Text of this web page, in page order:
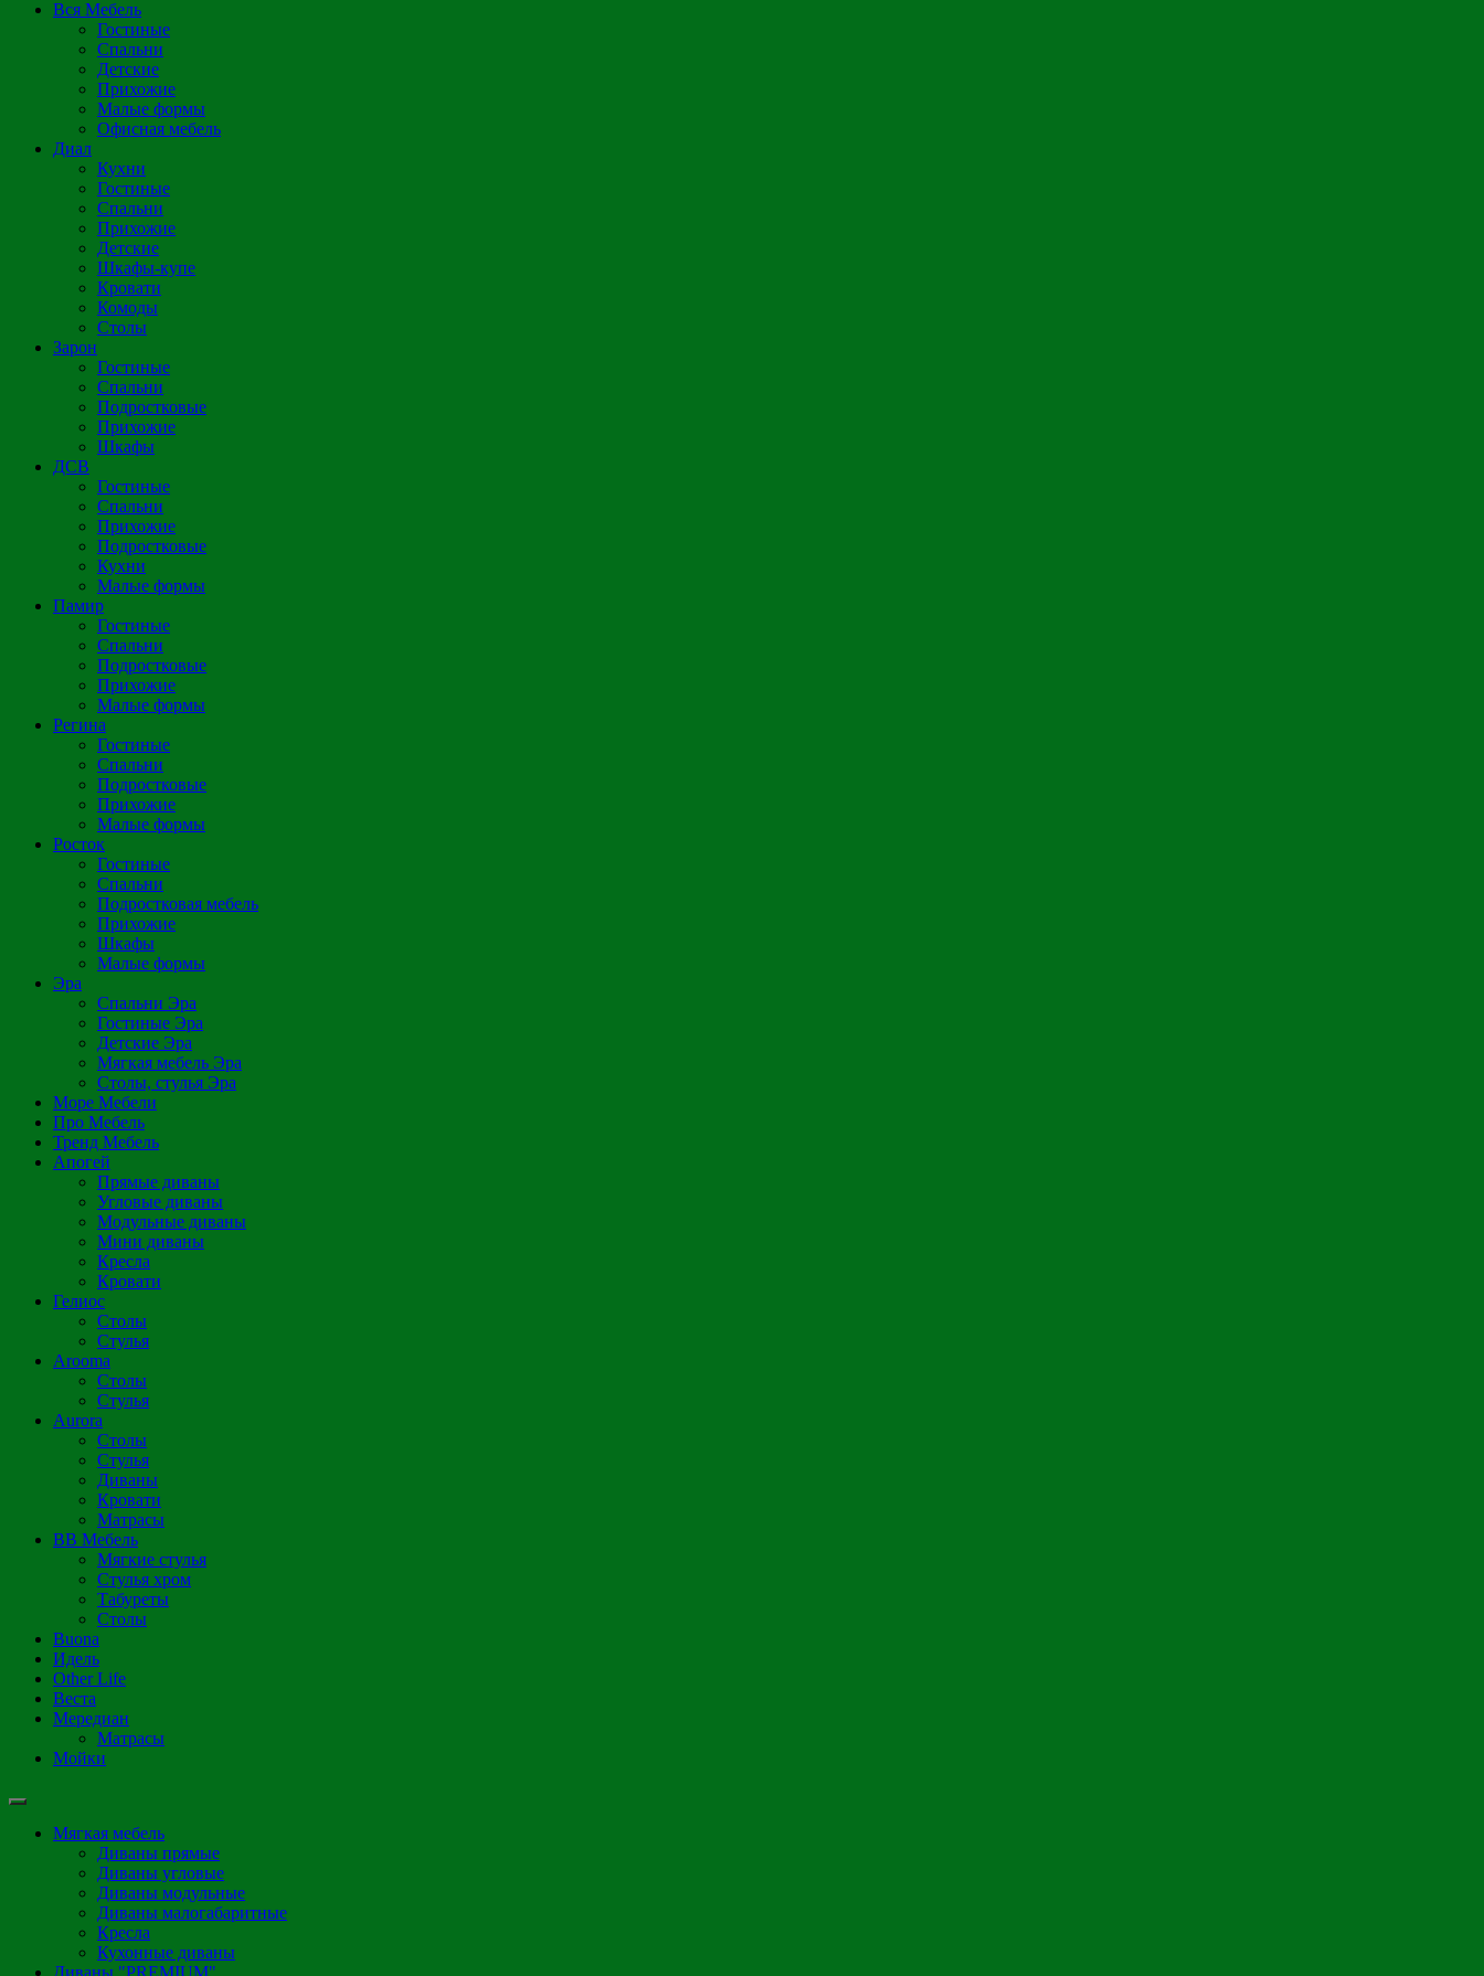
Вся Мебель
Гостиные
Спальни
Детские
Прихожие
Малые формы
Офисная мебель
Диал
Кухни
Гостиные
Спальни
Прихожие
Детские
Шкафы-купе
Кровати
Комоды
Столы
Зарон
Гостиные
Спальни
Подростковые
Прихожие
Шкафы
ДСВ
Гостиные
Спальни
Прихожие
Подростковые
Кухни
Малые формы
Памир
Гостиные
Спальни
Подростковые
Прихожие
Малые формы
Регина
Гостиные
Спальни
Подростковые
Прихожие
Малые формы
Росток
Гостиные
Спальни
Подростковая мебель
Прихожие
Шкафы
Малые формы
Эра
Спальни Эра
Гостиные Эра
Детские Эра
Мягкая мебель Эра
Столы, стулья Эра
Море Мебели
Про Мебель
Тренд Мебель
Апогей
Прямые диваны
Угловые диваны
Модульные диваны
Мини диваны
Кресла
Кровати
Гелиос
Столы
Стулья
Arooma
Столы
Стулья
Aurora
Столы
Стулья
Диваны
Кровати
Матрасы
ВВ Мебель
Мягкие стулья
Стулья хром
Табуреты
Столы
Buona
Идель
Other Life
Веста
Мередиан
Матрасы
Мойки
Мягкая мебель
Диваны прямые
Диваны угловые
Диваны модульные
Диваны малогабаритные
Кресла
Кухонные диваны
Диваны "PREMIUM"